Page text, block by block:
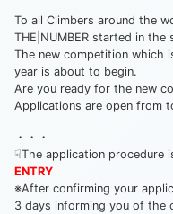
To all Climbers around the
THE|NUMBER started in the
The new competition which
year is about to begin.
Are you ready for the new
Applications are open from
・・・
☟The application procedure
ENTRY
※After confirming your
3 days informing you of the